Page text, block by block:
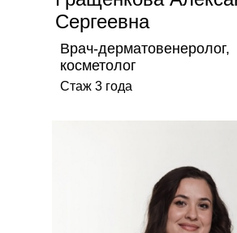
Стаж 3 года
Врач-дерматовенеролог,
косметолог
Сергеевна